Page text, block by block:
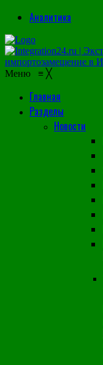
Аналитика
Меню ≡ ╳
Главная
Разделы
Новости